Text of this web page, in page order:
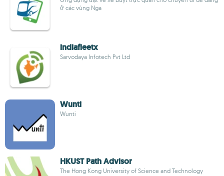
ở các vùng Nga
indiafleetx
Sarvodaya Infotech Pvt Ltd
Wunti
Wunti
HKUST Path Advisor
The Hong Kong University of Science and Technology